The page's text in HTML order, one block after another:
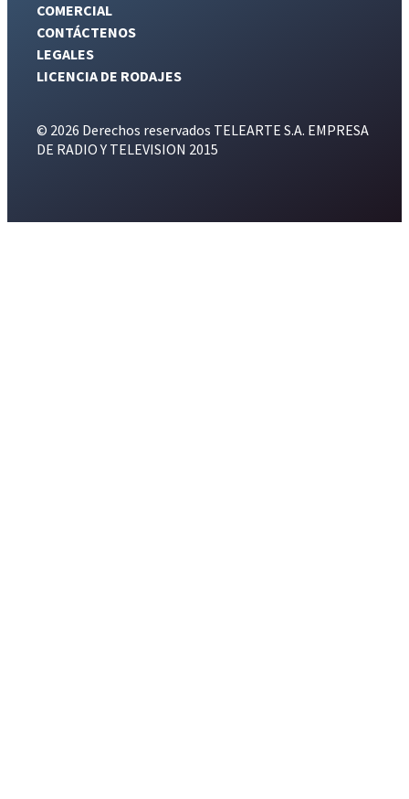
COMERCIAL
CONTÁCTENOS
LEGALES
LICENCIA DE RODAJES
© 2026 Derechos reservados TELEARTE S.A. EMPRESA
DE RADIO Y TELEVISION 2015